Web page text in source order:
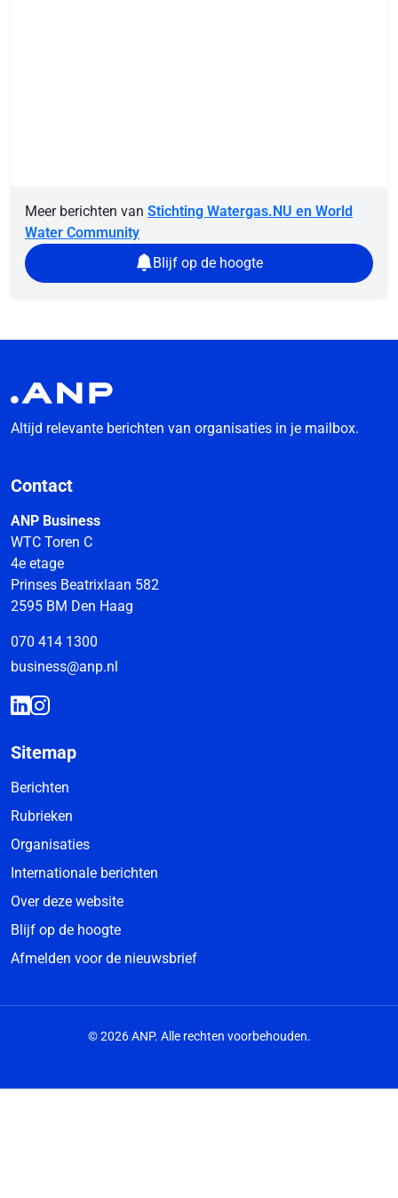
Meer berichten van Stichting Watergas.NU en World
Water Community
Blijf op de hoogte
Altijd relevante berichten van organisaties in je mailbox.
Contact
ANP Business
WTC Toren C
4e etage
Prinses Beatrixlaan 582
2595 BM Den Haag
070 414 1300
business@anp.nl
Sitemap
Berichten
Rubrieken
Organisaties
Internationale berichten
Over deze website
Blijf op de hoogte
Afmelden voor de nieuwsbrief
© 2026 ANP. Alle rechten voorbehouden.